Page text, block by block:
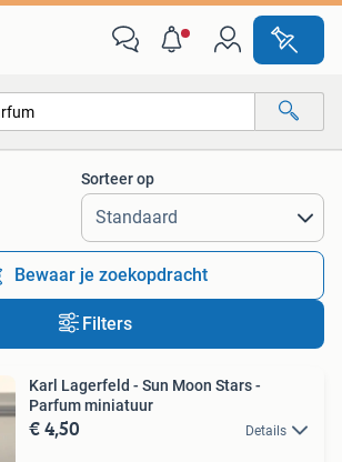
Alle afstanden…
Sorteer op
Bewaar je zoekopdracht
Filters
Karl Lagerfeld - Sun Moon Stars -
Parfum miniatuur
€ 4,50 Details